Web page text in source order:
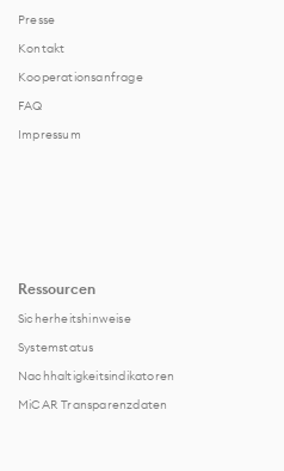
Presse
Kontakt
Kooperationsanfrage
FAQ
Impressum
Ressourcen
Sicherheitshinweise
Systemstatus
Nachhaltigkeitsindikatoren
MiCAR Transparenzdaten